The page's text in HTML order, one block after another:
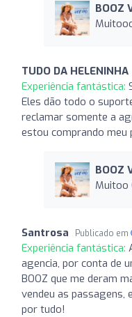
BOOZ
TUDO DA HELENINHA
Experiência fantástica:
Eles dão todo o
reclamar somente a
estou comprando meu
BOOZ
Muitoo
Santrosa Publicado em
Experiência fantástica:
agencia, por conta de
BOOZ que me deram
vendeu as passagens,
por tudo!